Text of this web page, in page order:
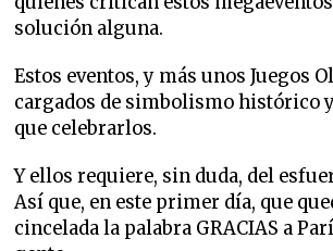
solución alguna.
Estos eventos, y más unos Juegos
cargados de simbolismo histórico
que celebrarlos.
Y ellos requiere, sin duda, del
Así que, en este primer día, que
cincelada la palabra GRACIAS a